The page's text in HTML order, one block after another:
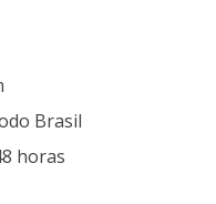
Brasil
horas